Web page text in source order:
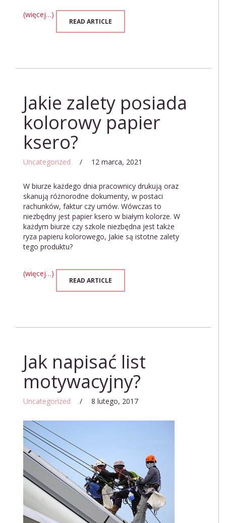
(więcej…)
READ ARTICLE
Jakie zalety posiada
kolorowy papier
ksero?
Uncategorized / 12 marca, 2021
W biurze każdego dnia pracownicy drukują oraz
skanują różnorodne dokumenty, w postaci
rachunków, faktur czy umów. Wówczas to
niezbędny jest papier ksero w białym kolorze. W
każdym biurze czy szkole niezbędna jest także
ryza papieru kolorowego, Jakie są istotne zalety
tego produktu?
(więcej…)
READ ARTICLE
Jak napisać list
motywacyjny?
Uncategorized / 8 lutego, 2017